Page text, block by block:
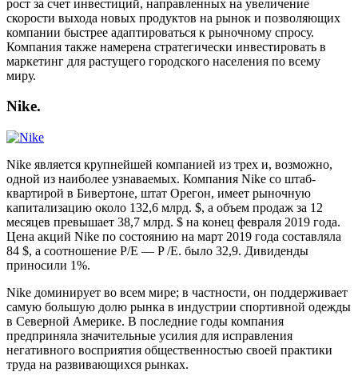
рост за счет инвестиций, направленных на увеличение
скорости выхода новых продуктов на рынок и позволяющих
компании быстрее адаптироваться к рыночному спросу.
Компания также намерена стратегически инвестировать в
маркетинг для растущего городского населения по всему
миру.
Nike.
Nike является крупнейшей компанией из трех и, возможно,
одной из наиболее узнаваемых. Компания Nike со штаб-
квартирой в Бивертоне, штат Орегон, имеет рыночную
капитализацию около 132,6 млрд. $, а объем продаж за 12
месяцев превышает 38,7 млрд. $ на конец февраля 2019 года.
Цена акций Nike по состоянию на март 2019 года составляла
84 $, а соотношение P/E — P /E. было 32,9. Дивиденды
приносили 1%.
Nike доминирует во всем мире; в частности, он поддерживает
самую большую долю рынка в индустрии спортивной одежды
в Северной Америке. В последние годы компания
предприняла значительные усилия для исправления
негативного восприятия общественностью своей практики
труда на развивающихся рынках.